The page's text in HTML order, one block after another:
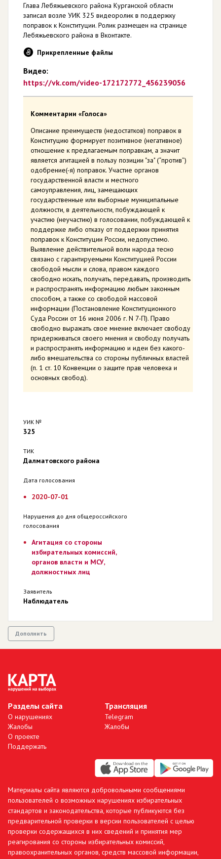
Глава Лебяжьевского района Курганской области
записал возле УИК 325 видеоролик в поддержку
поправок к Конституции. Ролик размещен на странице
Лебяжьевского района в Вконтакте.
Прикрепленные файлы
Видео:
https://vk.com/video-172172772_456239056
Комментарии «Голоса»
Описание преимуществ (недостатков) поправок в
Конституцию формирует позитивное (негативное)
отношение к предлагаемым поправкам, а значит
является агитацией в пользу позиции "за" (“против”)
одобрение(-я) поправок. Участие органов
государственной власти и местного
самоуправления, лиц, замещающих
государственные или выборные муниципальные
должности, в деятельности, побуждающей к
участию (неучастию) в голосовании, побуждающей к
поддержке либо отказу от поддержки принятия
поправок к Конституции России, недопустимо.
Выявление действительной воли народа тесно
связано с гарантируемыми Конституцией России
свободой мысли и слова, правом каждого
свободно искать, получать, передавать, производить
и распространять информацию любым законным
способом, а также со свободой массовой
информации (Постановление Конституционного
Суда России от 16 июня 2006 г. N 7-П). Право
свободно выражать свое мнение включает свободу
придерживаться своего мнения и свободу получать
и распространять информацию и идеи без какого-
либо вмешательства со стороны публичных властей
(п. 1 ст. 10 Конвенции о защите прав человека и
основных свобод).
УИК №
325
ТИК
Далматовского района
Дата голосования
2020-07-01
Нарушения до дня общероссийского
голосования
Агитация со стороны
избирательных комиссий,
органов власти и МСУ,
должностных лиц
Заявитель
Наблюдатель
Дополнить
Разделы сайта
О нарушениях
Жалобы
О проекте
Поддержать
Трансляция
Telegram
Жалобы
Материалы сайта являются добровольными сообщениями
пользователей о возможных нарушениях избирательных
стандартов и законодательства, которые публикуются без
предварительной проверки в версии пользователей с целью
проверки содержащихся в них сведений и принятия мер
реагирования со стороны избирательных комиссий,
правоохранительных органов, средств массовой информации,